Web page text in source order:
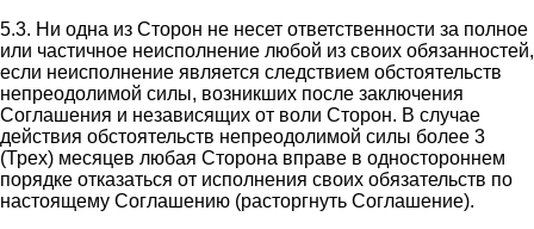
5.3. Ни одна из Сторон не несет ответственности за полное
или частичное неисполнение любой из своих обязанностей,
если неисполнение является следствием обстоятельств
непреодолимой силы, возникших после заключения
Соглашения и независящих от воли Сторон. В случае
действия обстоятельств непреодолимой силы более 3
(Трех) месяцев любая Сторона вправе в одностороннем
порядке отказаться от исполнения своих обязательств по
настоящему Соглашению (расторгнуть Соглашение).